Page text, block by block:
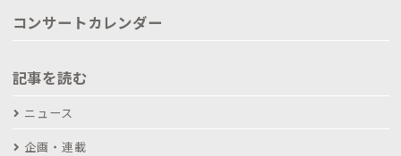
コンサートカレンダー
記事を読む
ニュース
企画・連載